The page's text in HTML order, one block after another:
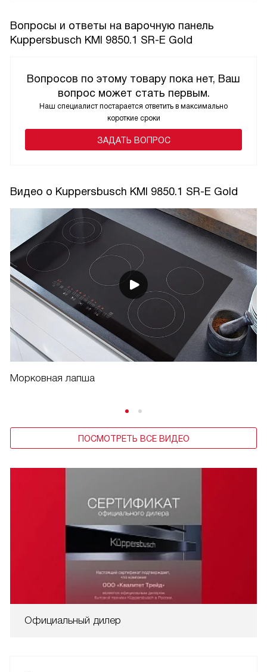
Вопросы и ответы на варочную панель
Kuppersbusch KMI 9850.1 SR-E Gold
Вопросов по этому товару пока нет, Ваш
вопрос может стать первым.
Наш специалист постарается ответить в максимально
короткие сроки
ЗАДАТЬ ВОПРОС
Видео о Kuppersbusch KMI 9850.1 SR-E Gold
Морковная лапша
ПОСМОТРЕТЬ ВСЕ ВИДЕО
Официальный дилер